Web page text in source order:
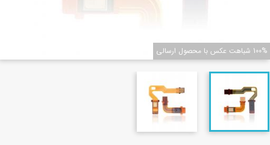
100% شباهت عکس با محصول ارسالی